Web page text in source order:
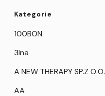
Kategorie
100BON
3Ina
A NEW THERAPY SP.Z O.O.
AA